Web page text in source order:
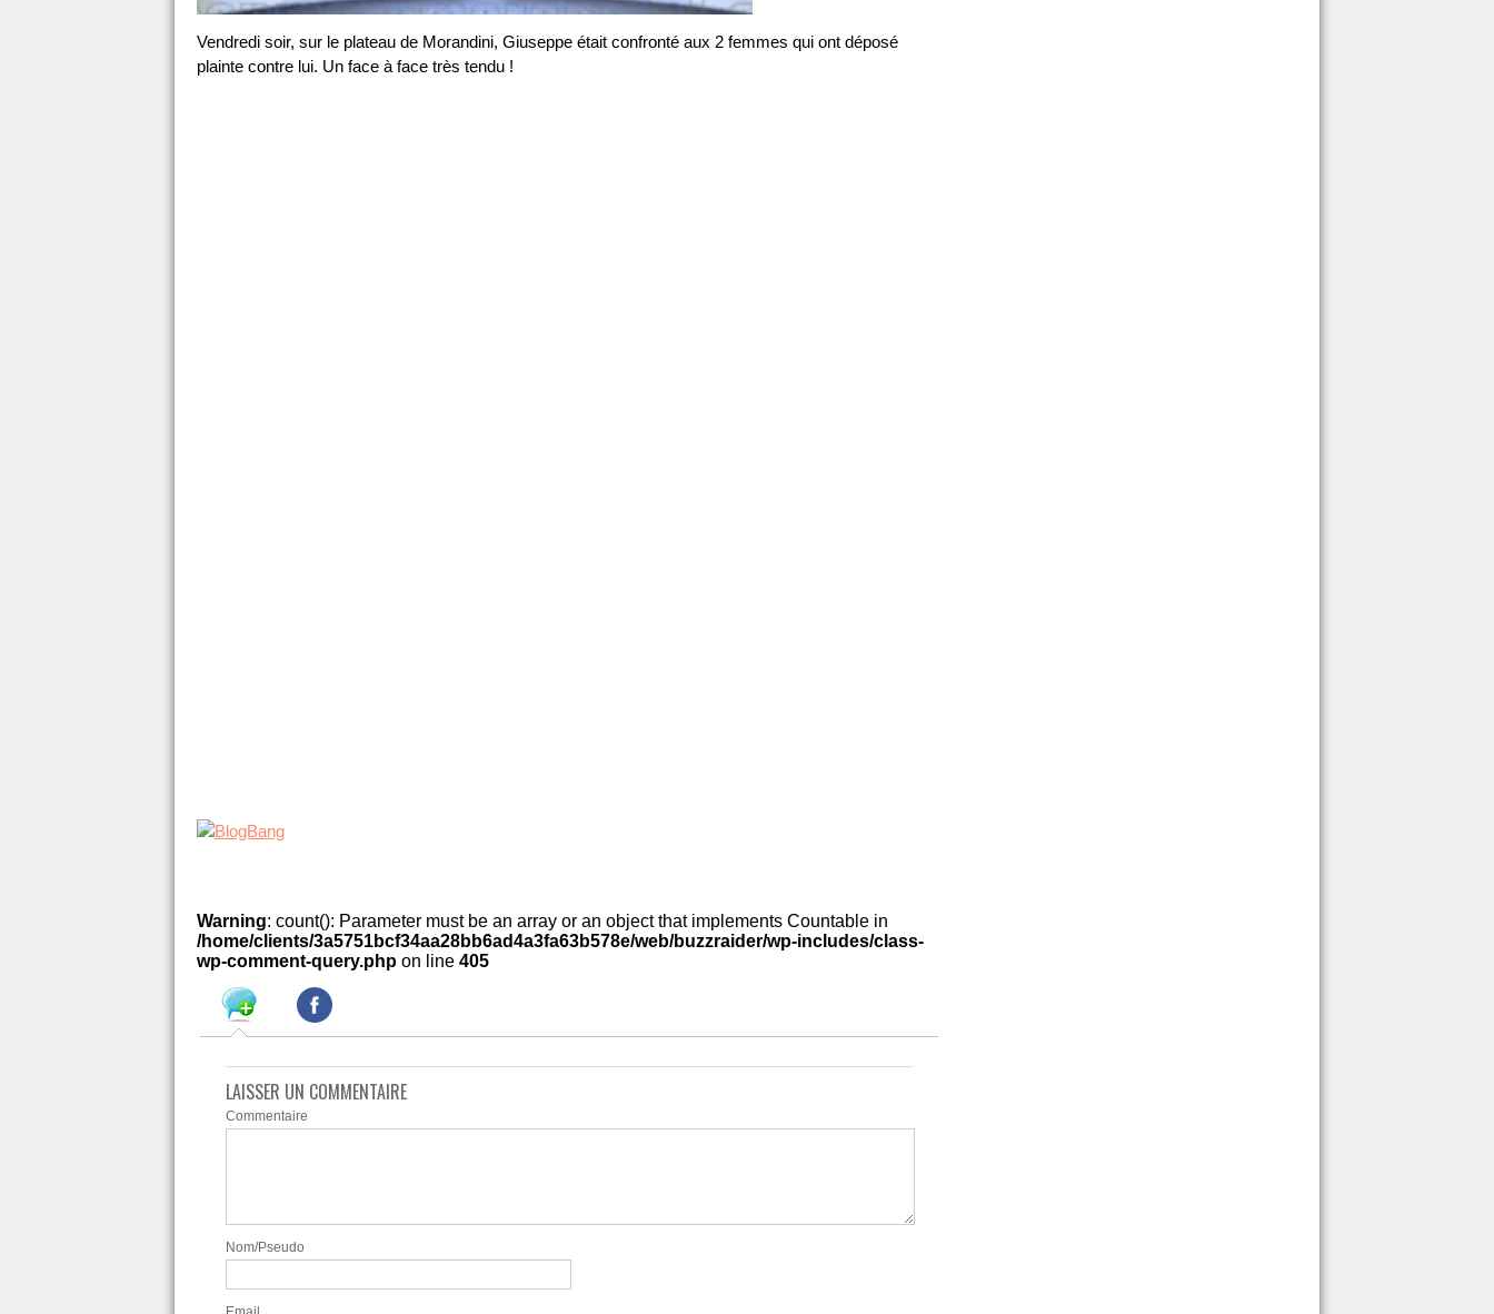
Vendredi soir, sur le plateau de Morandini, Giuseppe était confronté aux 2 femmes qui ont déposé
plainte contre lui. Un face à face très tendu !
Warning: count(): Parameter must be an array or an object that implements Countable in
/home/clients/3a5751bcf34aa28bb6ad4a3fa63b578e/web/buzzraider/wp-includes/class-
wp-comment-query.php on line 405
LAISSER UN COMMENTAIRE
Commentaire
Nom/Pseudo